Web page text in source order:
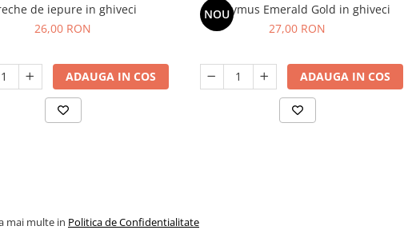
de iepure in ghiveci
26,00 RON
ADAUGA IN COS
NOU
Euonymus Emerald Gold in ghiveci
27,00 RON
ADAUGA IN COS
mai multe in Politica de Confidentialitate